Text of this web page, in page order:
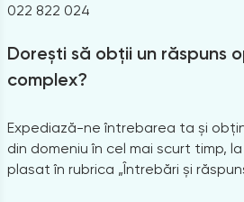
022 822 024
Dorești să obții un răspuns
complex?
Expediază-ne întrebarea ta și
din domeniu în cel mai scurt timp,
plasat în rubrica „Întrebări și